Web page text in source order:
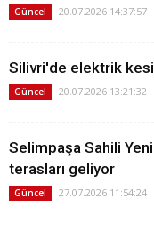
Güncel 20.07.2026 14:37:57
Silivri'de elektrik
Güncel 20.07.2026 13:21:32
Selimpaşa Sahili
terasları geliyor
Güncel 27.07.2026 11:54:24